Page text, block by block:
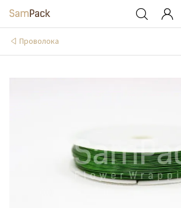
Проволока